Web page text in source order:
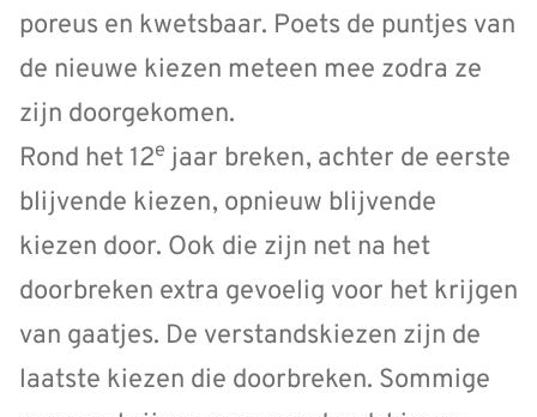
poreus en kwetsbaar. Poets de puntjes van
de nieuwe kiezen meteen mee zodra ze
zijn doorgekomen.
Rond het 12e jaar breken, achter de eerste
blijvende kiezen, opnieuw blijvende
kiezen door. Ook die zijn net na het
doorbreken extra gevoelig voor het krijgen
van gaatjes. De verstandskiezen zijn de
laatste kiezen die doorbreken. Sommige